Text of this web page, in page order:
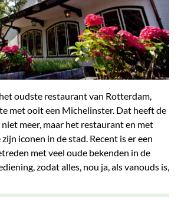
oudste restaurant van Rotterdam,
met ooit een Michelinster. Dat heeft de
niet meer, maar het restaurant en met
iconen in de stad. Recent is er een
met veel oude bekenden in de
zodat alles, nou ja, als vanouds is,